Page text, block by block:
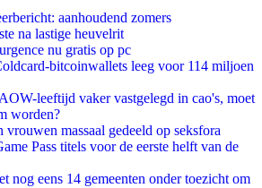
aanhoudend zomers
na lastige heuvelrit
nu gratis op pc
bitcoinwallets leeg voor 114 miljoen
leeftijd vaker vastgelegd in cao's, moet
worden?
massaal gedeeld op seksfora
Pass titels voor de eerste helft van de
nog eens 14 gemeenten onder toezicht om